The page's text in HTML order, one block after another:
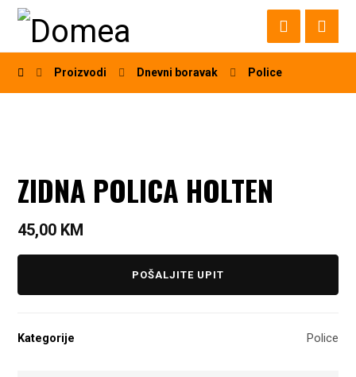
Proizvodi Dnevni boravak Police
ZIDNA POLICA HOLTEN
45,00 KM
POŠALJITE UPIT
Kategorije Police